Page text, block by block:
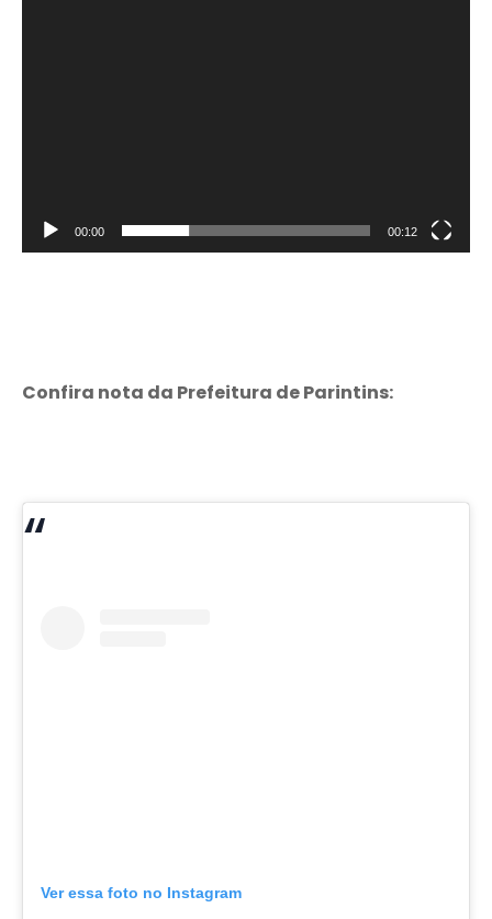
00:00 00:12
Confira nota da Prefeitura de Parintins:
Ver essa foto no Instagram